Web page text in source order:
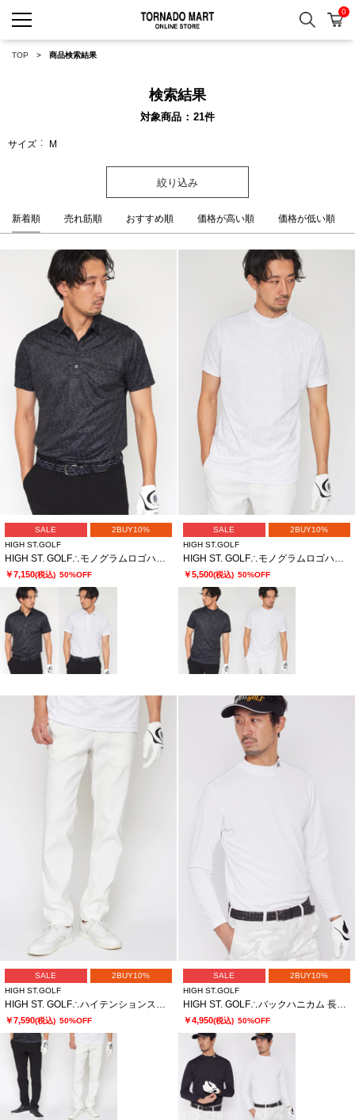
検索 カ
0
TOP 商品検索結果
検索結果
対象商品 21件
サイズ M
絞り込み
新着順 売れ筋順 おすすめ順 価格が高い順 価格が低い順
SALE
2BUY10%
HIGH ST.GOLF
￥7,150(税込) 50%OFF
SALE
2BUY10%
HIGH ST.GOLF
￥5,500(税込) 50%OFF
SALE
2BUY10%
HIGH ST.GOLF
HIGH ST. GOLF∴ハイテンションストレッチ ベーシックスリムパンツ ＜AdE＞
￥7,590(税込) 50%OFF
SALE
2BUY10%
HIGH ST.GOLF
HIGH ST. GOLF∴バックハニカム 長袖モックネックシャツ ＜AdE＞
￥4,950(税込) 50%OFF